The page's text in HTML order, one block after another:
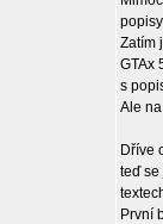
Zatím
GTAx
s
Ale
Dříve
teď se
První